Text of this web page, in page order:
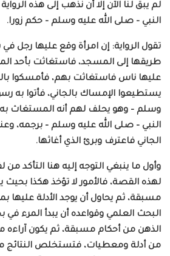
لم يبق لنا الآن إلا أن نذهب إلى هذه
النبي – صلى الله عليه وسلم – حكم زورا.
تقول الرواية: إن امرأة وقع عليها رجل
طريقها إلى المسجد، فاستغاثت بأحد
عليها ناس فاستغاثت بهم، فأمسكوا
يستطيعوا الإمساك بالجاني، فأتوا به
وسلم – وهو يحلف لهم أنه المستغاث به
النبي – صلى الله عليه وسلم – برجمه،
الجاني فاعترف وبرئ الذي أغاثها.
وأول ما ينبغي التوجه إليه هنا التأكد
لهذه القصة، فالأمور لا تؤخذ هكذا
مسبقة، ثم يحاول أن يوجد الأدلة
البحث العلمي وقواعده أن يبدأ المرء في
الذهن من أحكام مسبقة، ثم يكون آراءه